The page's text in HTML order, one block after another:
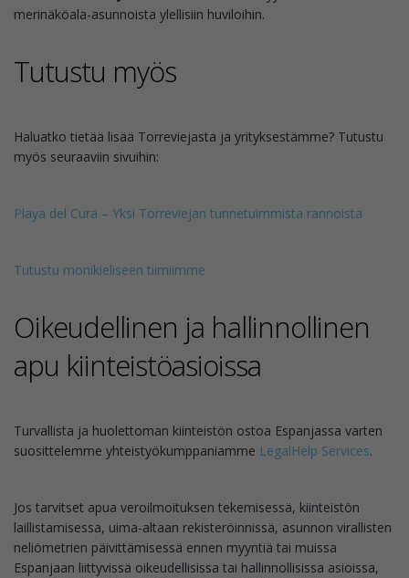
merinäköala-asunnoista ylellisiin huviloihin.
Tutustu myös
Haluatko tietää lisää Torreviejasta ja yrityksestämme? Tutustu
myös seuraaviin sivuihin:
Playa del Cura – Yksi Torreviejan tunnetuimmista rannoista
Tutustu monikieliseen tiimiimme
Oikeudellinen ja hallinnollinen
apu kiinteistöasioissa
Turvallista ja huolettoman kiinteistön ostoa Espanjassa varten
suosittelemme yhteistyökumppaniamme LegalHelp Services.
Jos tarvitset apua veroilmoituksen tekemisessä, kiinteistön
laillistamisessa, uima-altaan rekisteröinnissä, asunnon virallisten
neliömetrien päivittämisessä ennen myyntiä tai muissa
Espanjaan liittyvissä oikeudellisissa tai hallinnollisissa asioissa,